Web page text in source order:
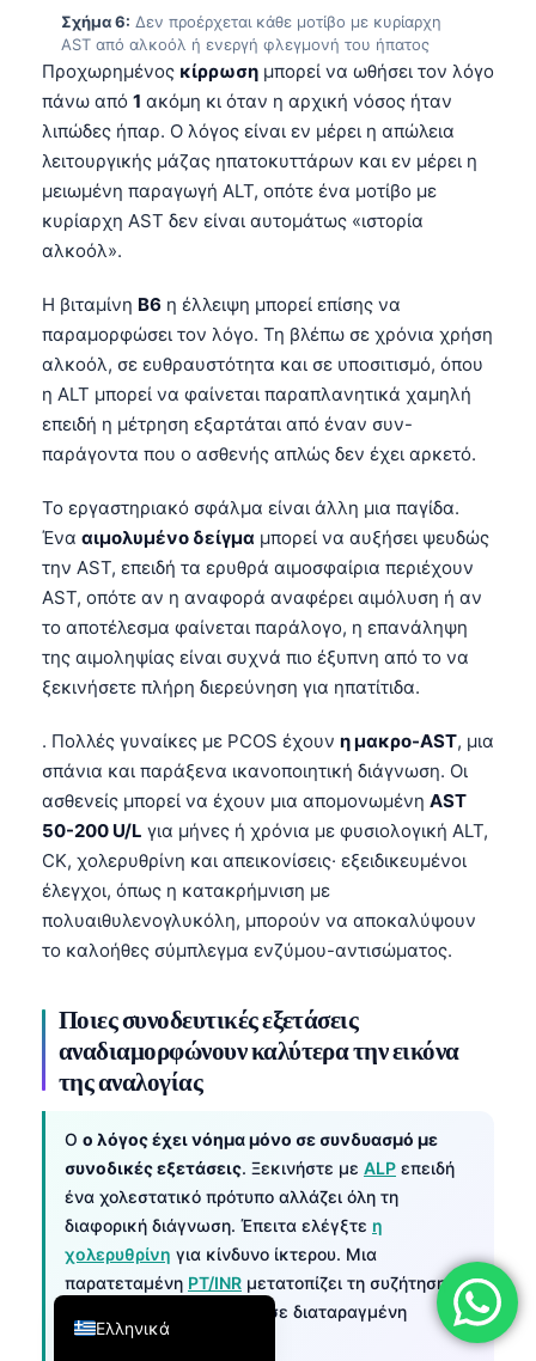
Σχήμα 6: Δεν προέρχεται κάθε μοτίβο με κυρίαρχη
AST από αλκοόλ ή ενεργή φλεγμονή του ήπατος
Προχωρημένος κίρρωση μπορεί να ωθήσει τον λόγο
πάνω από 1 ακόμη κι όταν η αρχική νόσος ήταν
λιπώδες ήπαρ. Ο λόγος είναι εν μέρει η απώλεια
λειτουργικής μάζας ηπατοκυττάρων και εν μέρει η
μειωμένη παραγωγή ALT, οπότε ένα μοτίβο με
κυρίαρχη AST δεν είναι αυτομάτως «ιστορία
αλκοόλ».
Η βιταμίνη B6 η έλλειψη μπορεί επίσης να
παραμορφώσει τον λόγο. Τη βλέπω σε χρόνια χρήση
αλκοόλ, σε ευθραυστότητα και σε υποσιτισμό, όπου
η ALT μπορεί να φαίνεται παραπλανητικά χαμηλή
επειδή η μέτρηση εξαρτάται από έναν συν-
παράγοντα που ο ασθενής απλώς δεν έχει αρκετό.
Το εργαστηριακό σφάλμα είναι άλλη μια παγίδα.
Ένα αιμολυμένο δείγμα μπορεί να αυξήσει ψευδώς
την AST, επειδή τα ερυθρά αιμοσφαίρια περιέχουν
AST, οπότε αν η αναφορά αναφέρει αιμόλυση ή αν
το αποτέλεσμα φαίνεται παράλογο, η επανάληψη
της αιμοληψίας είναι συχνά πιο έξυπνη από το να
ξεκινήσετε πλήρη διερεύνηση για ηπατίτιδα.
. Πολλές γυναίκες με PCOS έχουν η μακρο-AST, μια
σπάνια και παράξενα ικανοποιητική διάγνωση. Οι
ασθενείς μπορεί να έχουν μια απομονωμένη AST
50-200 U/L για μήνες ή χρόνια με φυσιολογική ALT,
CK, χολερυθρίνη και απεικονίσεις· εξειδικευμένοι
έλεγχοι, όπως η κατακρήμνιση με
πολυαιθυλενογλυκόλη, μπορούν να αποκαλύψουν
το καλοήθες σύμπλεγμα ενζύμου-αντισώματος.
Ποιες συνοδευτικές εξετάσεις
αναδιαμορφώνουν καλύτερα την εικόνα
της αναλογίας
Ο ο λόγος έχει νόημα μόνο σε συνδυασμό με
συνοδικές εξετάσεις. Ξεκινήστε με ALP επειδή
ένα χολεστατικό πρότυπο αλλάζει όλη τη
διαφορική διάγνωση. Έπειτα ελέγξτε η
χολερυθρίνη για κίνδυνο ίκτερου. Μια
παρατεταμένη PT/INR μετατοπίζει τη συζήτηση
από τη διαρροή ενζύμων σε διαταραγμένη
ηπατική λειτουργία.
Ελληνικά
English
Deutsch
العربية
Français
עִבְרִית
Italiano
Español
Português
Română
简体中文
فارسی
Български
Dansk
Nederlands
हिन्दी
Bahasa Indonesia
Հայերեն
Íslenska
Српски језик
Svenska
Bosanski
Azərbaycan dili
Eesti
日本語
Čeština
ქართული
Русский
Lietuvių kalba
Polski
한국어
Slovenščina
Magyar